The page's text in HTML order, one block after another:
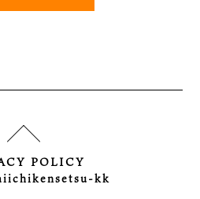
kk
POLICY